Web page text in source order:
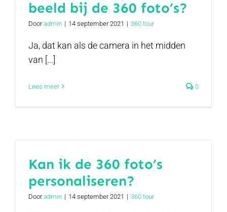
beeld bij de 360 foto’s?
Dooradmin | 14 september 2021 | 360 tour
Ja, dat kan als de camera in het midden
van [...]
Lees meer 0
Kan ik de 360 foto’s
personaliseren?
Dooradmin | 14 september 2021 | 360 tour